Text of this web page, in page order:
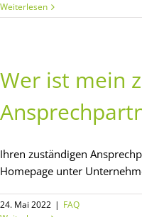
Weiterlesen
Wer ist mein
Ihren zuständigen
Homepage unter
24. Mai 2022 | FAQ